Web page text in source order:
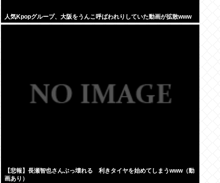
人気Kpopグループ、大阪をうんこ呼ばわれりしていた動画が拡散www
【悲報】長瀬智也さんぶっ壊れる 利きタイヤを始めてしまうwww（動
画あり）